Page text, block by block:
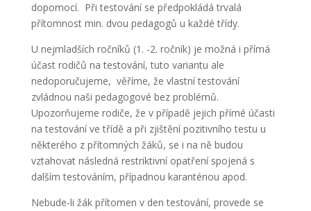
dopomocí. Při testování se předpokládá trvalá
přítomnost min. dvou pedagogů u každé třídy.
U nejmladších ročníků (1. -2. ročník) je možná i přímá
účast rodičů na testování, tuto variantu ale
nedoporučujeme, věříme, že vlastní testování
zvládnou naši pedagogové bez problémů.
Upozorňujeme rodiče, že v případě jejich přímé účasti
na testování ve třídě a při zjištění pozitivního testu u
některého z přítomných žáků, se i na ně budou
vztahovat následná restriktivní opatření spojená s
dalším testováním, případnou karanténou apod.
Nebude-li žák přítomen v den testování, provede se